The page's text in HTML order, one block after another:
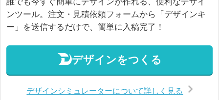
ンツール。注文・見積依頼フォームから「デザインキ
ー」を送信するだけで、簡単に入稿完了！
デザインをつくる
デザインシミュレーターについて詳しく見る